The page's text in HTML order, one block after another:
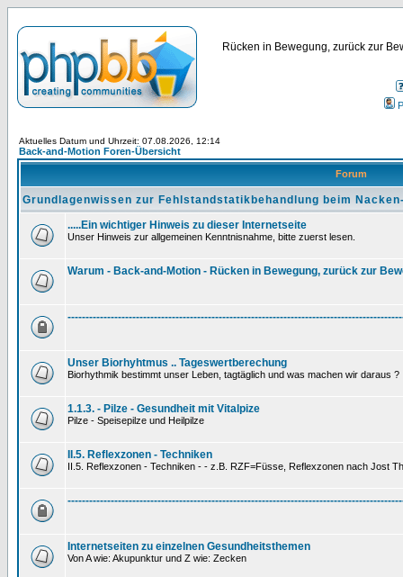
Rücken in Bewegung, zurück zur
Aktuelles Datum und Uhrzeit: 07.08.2026, 12:14
Back-and-Motion Foren-Übersicht
Forum
Grundlagenwissen zur Fehlstandstatikbehandlung beim
.....Ein wichtiger Hinweis zu dieser Internetseite
Unser Hinweis zur allgemeinen Kenntnisnahme, bitte zuerst lesen.
Warum - Back-and-Motion - Rücken in Bewegung, zurück zur
Unser Biorhyhtmus .. Tageswertberechung
Biorhythmik bestimmt unser Leben, tagtäglich und was machen wir daraus ?
1.1.3. - Pilze - Gesundheit mit Vitalpize
Pilze - Speisepilze und Heilpilze
II.5. Reflexzonen - Techniken
II.5. Reflexzonen - Techniken - - z.B. RZF=Füsse, Reflexzonen nach Jost
Internetseiten zu einzelnen Gesundheitsthemen
Von A wie: Akupunktur und Z wie: Zecken